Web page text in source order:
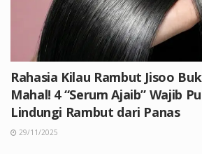
Rahasia Kilau Rambut Jisoo
Mahal! 4 “Serum Ajaib” Wajib
Lindungi Rambut dari Panas
29/11/2025